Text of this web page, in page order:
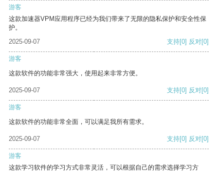
游客
这款加速器VPM应用程序已经为我们带来了无限的隐私保护和安全性保
护。
2025-09-07
支持[0] 反对[0]
游客
这款软件的功能非常强大，使用起来非常方便。
2025-09-07 支持[0] 反对[0]
游客
这款软件的功能非常全面，可以满足我所有需求。
2025-09-07 支持[0] 反对[0]
游客
这款学习软件的学习方式非常灵活，可以根据自己的需求选择学习方